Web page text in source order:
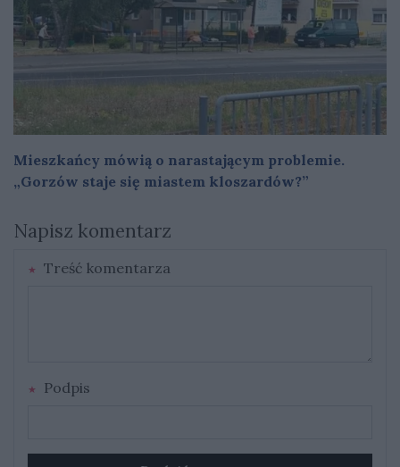
Mieszkańcy mówią o narastającym problemie.
„Gorzów staje się miastem kloszardów?”
Napisz komentarz
Treść komentarza
Podpis